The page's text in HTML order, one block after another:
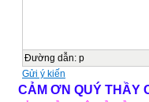
Đường dẫn: p
Gửi ý kiến
CẢM ƠN QUÝ THẦY CÔ